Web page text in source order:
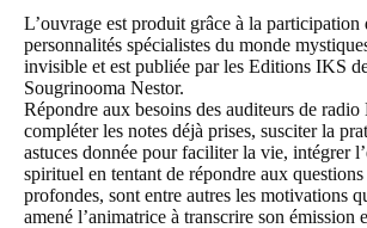
L’ouvrage est produit grâce à la participation
personnalités spécialistes du monde
invisible et est publiée par les Editions IKS
Sougrinooma Nestor.
Répondre aux besoins des auditeurs de
compléter les notes déjà prises, susciter la
astuces donnée pour faciliter la vie, intégrer
spirituel en tentant de répondre aux questions
profondes, sont entre autres les motivations
amené l’animatrice à transcrire son émission